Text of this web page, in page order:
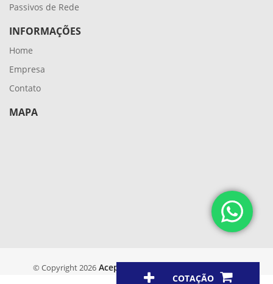
Passivos de Rede
INFORMAÇÕES
Home
Empresa
Contato
MAPA
© Copyright 2026Aceplus
COTAÇÃO